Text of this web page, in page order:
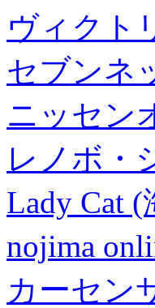
ヴィクト
セブンネ
ニッセン
レノボ・
Lady Cat
nojima
カーセン